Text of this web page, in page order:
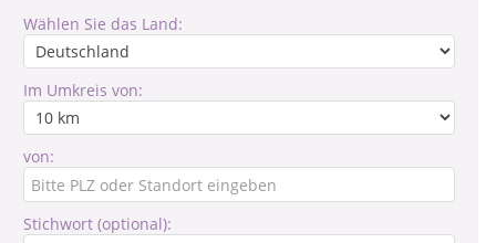
Wählen Sie das Land:
Im Umkreis von:
von:
Stichwort (optional):